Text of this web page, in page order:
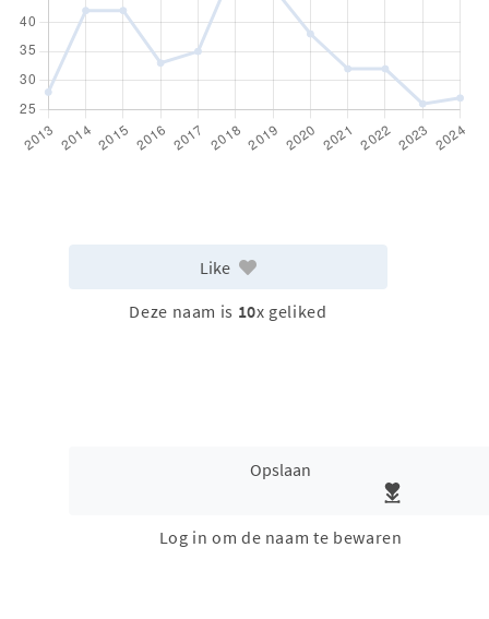
Like
Deze naam is 10x geliked
Opslaan
Log in om de naam te bewaren